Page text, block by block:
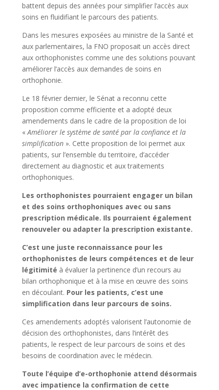
battent depuis des années pour simplifier l’accès aux
soins en fluidifiant le parcours des patients.
Dans les mesures exposées au ministre de la Santé et
aux parlementaires, la FNO proposait un accès direct
aux orthophonistes comme une des solutions pouvant
améliorer l’accès aux demandes de soins en
orthophonie.
Le 18 février dernier, le Sénat a reconnu cette
proposition comme efficiente et a adopté deux
amendements dans le cadre de la proposition de loi
« Améliorer le système de santé par la confiance et la
simplification». Cette proposition de loi permet aux
patients, sur l’ensemble du territoire, d’accéder
directement au diagnostic et aux traitements
orthophoniques.
Les orthophonistes pourraient engager un bilan
et des soins orthophoniques avec ou sans
prescription médicale. Ils pourraient également
renouveler ou adapter la prescription existante.
C’est une juste reconnaissance pour les
orthophonistes de leurs compétences et de leur
légitimité à évaluer la pertinence d’un recours au
bilan orthophonique et à la mise en œuvre des soins
en découlant. Pour les patients, c’est une
simplification dans leur parcours de soins.
Ces amendements adoptés valorisent l’autonomie de
décision des orthophonistes, dans l’intérêt des
patients, le respect de leur parcours de soins et des
besoins de coordination avec le médecin.
Toute l’équipe d’e-orthophonie attend désormais
avec impatience la confirmation de cette